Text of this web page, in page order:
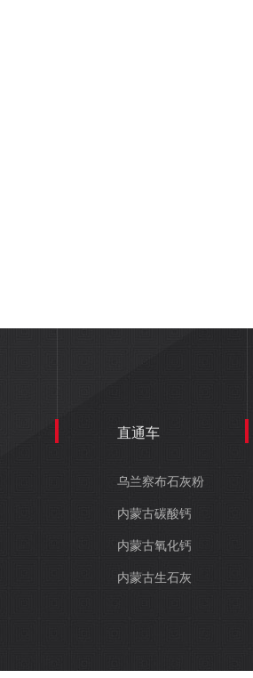
直通车
乌兰察布石灰粉
内蒙古碳酸钙
内蒙古氧化钙
内蒙古生石灰